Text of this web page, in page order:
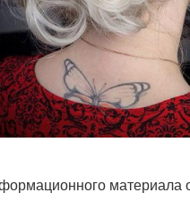
материала